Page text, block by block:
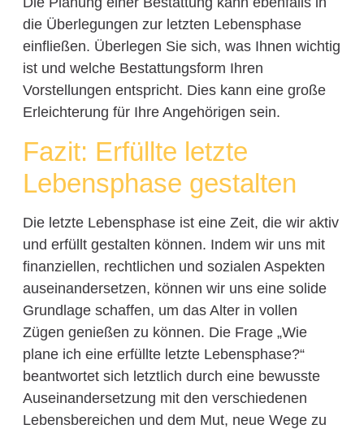
die Überlegungen zur letzten Lebensphase
einfließen. Überlegen Sie sich, was Ihnen wichtig
ist und welche Bestattungsform Ihren
Vorstellungen entspricht. Dies kann eine große
Erleichterung für Ihre Angehörigen sein.
Fazit: Erfüllte letzte
Lebensphase gestalten
Die letzte Lebensphase ist eine Zeit, die wir aktiv
und erfüllt gestalten können. Indem wir uns mit
finanziellen, rechtlichen und sozialen Aspekten
auseinandersetzen, können wir uns eine solide
Grundlage schaffen, um das Alter in vollen
Zügen genießen zu können. Die Frage „Wie
plane ich eine erfüllte letzte Lebensphase?“
beantwortet sich letztlich durch eine bewusste
Auseinandersetzung mit den verschiedenen
Lebensbereichen und dem Mut, neue Wege zu